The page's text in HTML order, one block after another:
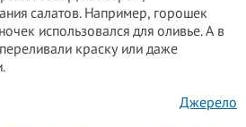
салатов. Например, горошек
использовался для оливье. А в
краску или даже
Джерело